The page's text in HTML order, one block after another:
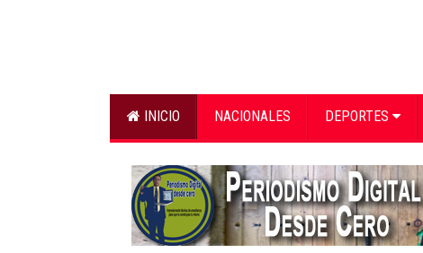
INICIO NACIONALES DEPORTES